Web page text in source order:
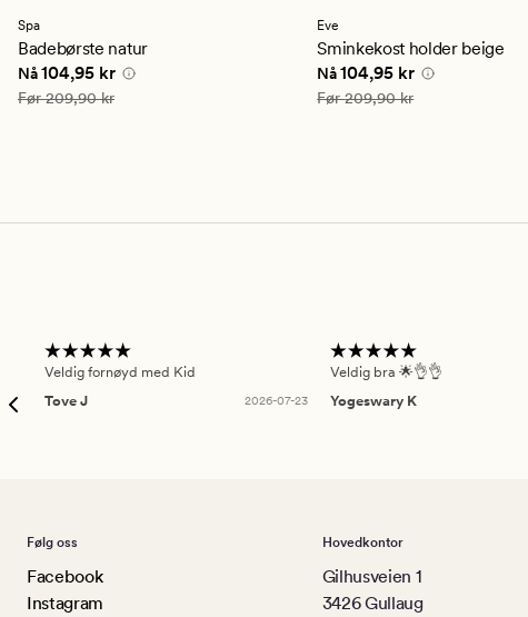
en
gjennomsnittlig
vurdering
på
3.5
Spa
Badebørste natur
Nåværende pris
Nå104,95 kr
Vanlig pris 209,90 kr
Før209,90 kr
en
gjennomsnittlig
vurdering
på
5
Eve
Sminkekost holder beige
Nåværende pris
Nå104,95 kr
Vanlig pris 209,90 kr
Før209,90 kr
Veldig fornøyd med Kid
Tove J
2026-07-23
Veldig bra 🌟👌👌
Yogeswary K
Følg oss
Facebook
Instagram
Hovedkontor
Gilhusveien 1
3426 Gullaug